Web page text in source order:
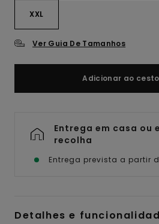
XXL
Ver Guia De Tamanhos
Adicionar ao cesto
Entrega em casa ou
recolha
Entrega prevista a partir
Detalhes e